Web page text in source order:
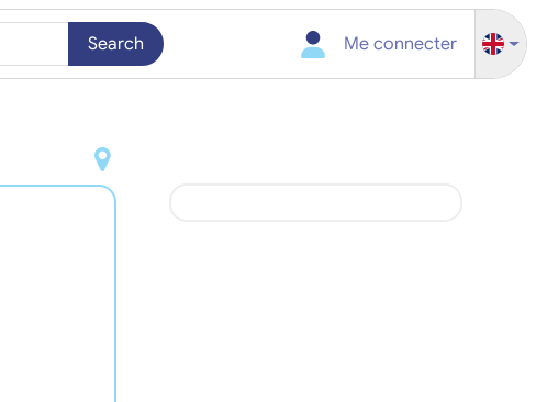
Search Me connecter